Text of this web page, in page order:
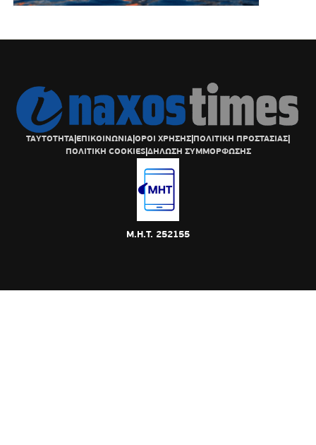
ΤΑΥΤΟΤΗΤΑ|ΕΠΙΚΟΙΝΩΝΙΑ|ΟΡΟΙ ΧΡΗΣΗΣ|ΠΟΛΙΤΙΚΗ ΠΡΟΣΤΑΣΙΑΣ|
ΠΟΛΙΤΙΚΗ COOKIES|ΔΗΛΩΣΗ ΣΥΜΜΟΡΦΩΣΗΣ
Μ.Η.Τ. 252155